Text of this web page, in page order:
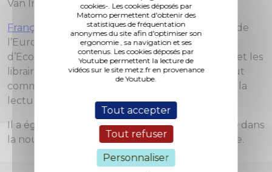
cookies-. Les cookies déposés par
Matomo permettent d'obtenir des
statistiques de fréquentation
anonymes du site afin d'optimiser son
ergonomie , sa navigation et ses
contenus. Les cookies déposés par
Youtube permettent la lecture de
vidéos sur le site metz.fr en provenance
de Youtube.
Tout accepter
Tout refuser
Personnaliser
Van Ingen obtient le 1er prix.
François GrosdidierMaire de Metz et Président de
l’Eurométropole a félicité l’Institut Européen
d’Ecologie, les auteurs/autrices en compétition et les
librairies locales partenaires. Il a rappelé que tout
comme l’a fait
avec le 7ème art, la
lecture éveille les consciences.
Il a également rappelé l’engagement de la Ville dans
la nouvelle démarche de Metz Ville Apprenante.